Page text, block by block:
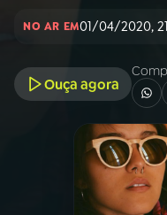
02A RÁDIO
NO AR EM01/04/2020,
Ouça agora